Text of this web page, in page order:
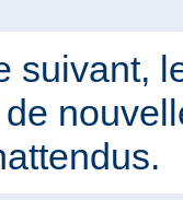
suivant,